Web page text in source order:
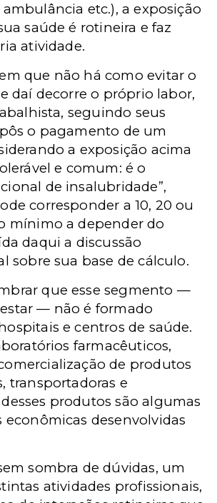
etc.), a exposição
saúde é rotineira e faz
atividade.
que não há como evitar o
daí decorre o próprio labor,
seguindo seus
o pagamento de um
a exposição acima
e comum: é o
de insalubridade”,
corresponder a 10, 20 ou
mínimo a depender do
daqui a discussão
sobre sua base de cálculo.
que esse segmento —
— não é formado
e centros de saúde.
farmacêuticos,
de produtos
transportadoras e
produtos são algumas
econômicas desenvolvidas
sombra de dúvidas, um
atividades profissionais,